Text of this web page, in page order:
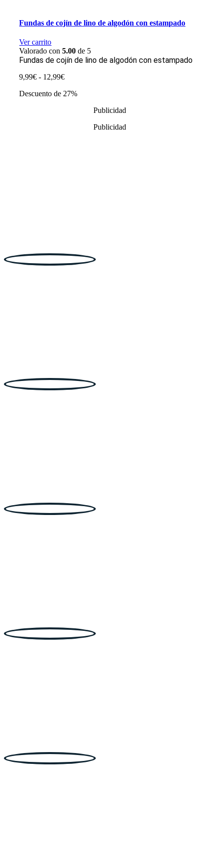
Fundas de cojín de lino de algodón con estampado
Ver carrito
Valorado con5.00 de 5
Fundas de cojín de lino de algodón con estampado
9,99€ - 12,99€Rango
precios:
Descuento de 27%
Publicidad
Publicidad